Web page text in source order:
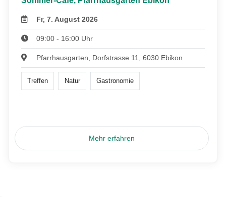
Fr, 7. August 2026
09:00 - 16:00 Uhr
Pfarrhausgarten, Dorfstrasse 11, 6030 Ebikon
Treffen Natur Gastronomie
Mehr erfahren